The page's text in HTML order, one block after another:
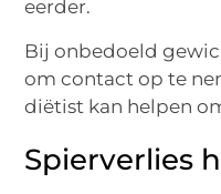
eerder.
Bij onbedoeld
om contact op te
diëtist kan helpen
Spierverlies